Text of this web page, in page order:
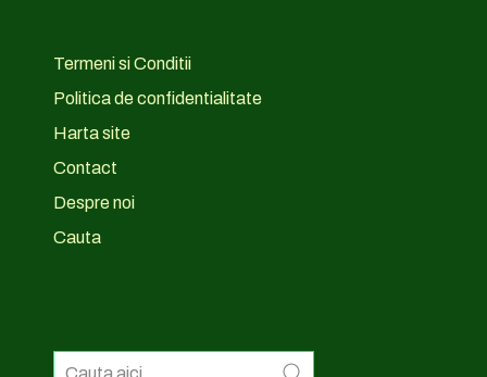
Termeni si Conditii
Politica de confidentialitate
Harta site
Contact
Despre noi
Cauta